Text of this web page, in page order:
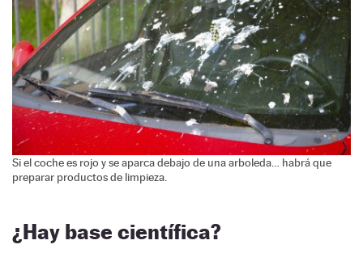
Si el coche es rojo y se aparca debajo de una arboleda… habrá que
preparar productos de limpieza.
¿Hay base científica?